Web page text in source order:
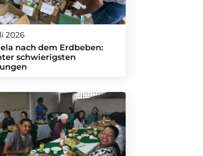
2026
nach dem Erdbeben:
schwierigsten